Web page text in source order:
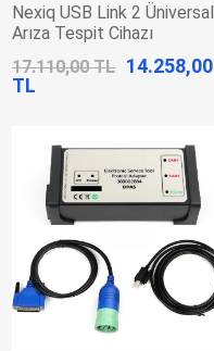
Nexiq USB Link 2 Üniversal
Arıza Tespit Cihazı
17.110,00 TL 14.258,00
TL